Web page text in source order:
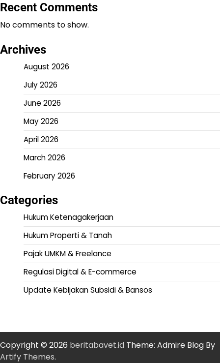
Recent Comments
No comments to show.
Archives
August 2026
July 2026
June 2026
May 2026
April 2026
March 2026
February 2026
Categories
Hukum Ketenagakerjaan
Hukum Properti & Tanah
Pajak UMKM & Freelance
Regulasi Digital & E-commerce
Update Kebijakan Subsidi & Bansos
Copyright © 2026 beritabavet.id Theme: Admire Blog By
Artify Themes.